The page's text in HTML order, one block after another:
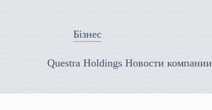
Бізнес
Questra Holdings Новости компании